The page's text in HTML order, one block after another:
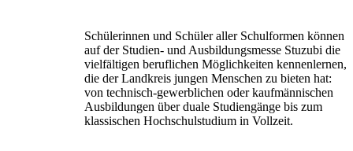
Schülerinnen und Schüler aller Schulformen können
auf der Studien- und Ausbildungsmesse Stuzubi die
vielfäl­tigen beruflichen Möglichkeiten kennenlernen,
die der Landkreis jungen Menschen zu bieten hat:
von tech­nisch-gewerblichen oder kaufmännischen
Ausbildungen über duale Studiengänge bis zum
klassischen Hoch­schulstudium in Vollzeit.